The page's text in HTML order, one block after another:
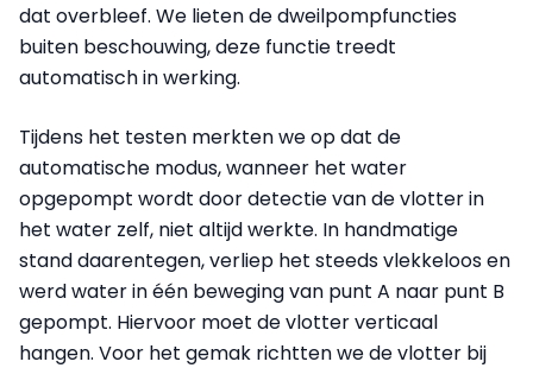
dat overbleef. We lieten de dweilpompfuncties
buiten beschouwing, deze functie treedt
automatisch in werking.
Tijdens het testen merkten we op dat de
automatische modus, wanneer het water
opgepompt wordt door detectie van de vlotter in
het water zelf, niet altijd werkte. In handmatige
stand daarentegen, verliep het steeds vlekkeloos en
werd water in één beweging van punt A naar punt B
gepompt. Hiervoor moet de vlotter verticaal
hangen. Voor het gemak richtten we de vlotter bij